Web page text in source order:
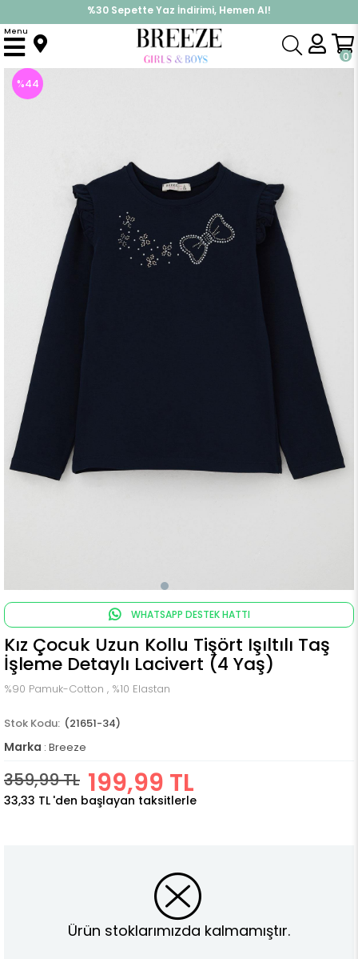
%30 Sepette Yaz İndirimi, Hemen Al!
İndirimlere ek %10 İndirimi Kap, Hemen Üye Ol!
0
Menu
Anasayfa Üst Giyim Uzun Kollu Tişört Kız Çocuk Uzun Kollu Tişört Işıltılı Taş İşleme Detaylı Lacivert (4 Yaş)
%44
WHATSAPP DESTEK HATTI
Kız Çocuk Uzun Kollu Tişört Işıltılı Taş
İşleme Detaylı Lacivert (4 Yaş)
%90 Pamuk-Cotton , %10 Elastan
(21651-34)
Marka : Breeze
359,99 TL 199,99 TL
33,33 TL 'den başlayan taksitlerle
Ürün stoklarımızda kalmamıştır.